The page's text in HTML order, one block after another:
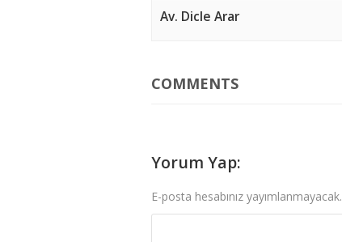
Av. Dicle Arar
COMMENTS
Yorum Yap:
E-posta hesabınız yayımlanmayacak.